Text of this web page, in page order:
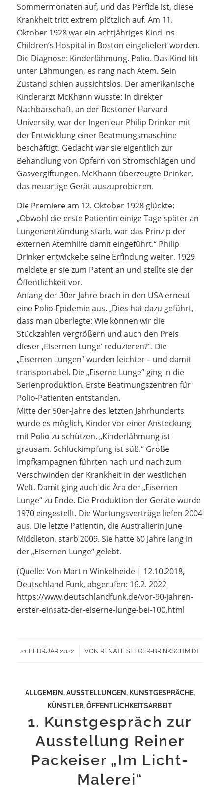
Sommermonaten auf, und das Perfide ist, diese
Krankheit tritt extrem plötzlich auf. Am 11.
Oktober 1928 war ein achtjähriges Kind ins
Children’s Hospital in Boston eingeliefert worden.
Die Diagnose: Kinderlähmung. Polio. Das Kind litt
unter Lähmungen, es rang nach Atem. Sein
Zustand schien aussichtslos. Der amerikanische
Kinderarzt McKhann wusste: In direkter
Nachbarschaft, an der Bostoner Harvard
University, war der Ingenieur Philip Drinker mit
der Entwicklung einer Beatmungsmaschine
beschäftigt. Gedacht war sie eigentlich zur
Behandlung von Opfern von Stromschlägen und
Gasvergiftungen. McKhann überzeugte Drinker,
das neuartige Gerät auszuprobieren.
Die Premiere am 12. Oktober 1928 glückte:
„Obwohl die erste Patientin einige Tage später an
Lungenentzündung starb, war das Prinzip der
externen Atemhilfe damit eingeführt.“ Philip
Drinker entwickelte seine Erfindung weiter. 1929
meldete er sie zum Patent an und stellte sie der
Öffentlichkeit vor.
Anfang der 30er Jahre brach in den USA erneut
eine Polio-Epidemie aus. „Dies hat dazu geführt,
dass man überlegte: Wie können wir die
Stückzahlen vergrößern und auch den Preis
dieser ‚Eisernen Lunge‘ reduzieren?“. Die
„Eisernen Lungen“ wurden leichter – und damit
transportabel. Die „Eiserne Lunge“ ging in die
Serienproduktion. Erste Beatmungszentren für
Polio-Patienten entstanden.
Mitte der 50er-Jahre des letzten Jahrhunderts
wurde es möglich, Kinder vor einer Ansteckung
mit Polio zu schützen. „Kinderlähmung ist
grausam. Schluckimpfung ist süß.“ Große
Impfkampagnen führten nach und nach zum
Verschwinden der Krankheit in der westlichen
Welt. Damit ging auch die Ära der „Eisernen
Lunge“ zu Ende. Die Produktion der Geräte wurde
1970 eingestellt. Die Wartungsverträge liefen 2004
aus. Die letzte Patientin, die Australierin June
Middleton, starb 2009. Sie hatte 60 Jahre lang in
der „Eisernen Lunge“ gelebt.
(Quelle: Von Martin Winkelheide | 12.10.2018,
Deutschland Funk, abgerufen: 16.2. 2022
https://www.deutschlandfunk.de/vor-90-jahren-
erster-einsatz-der-eiserne-lunge-bei-100.html
21. FEBRUAR 2022
/ VON RENATE SEEGER-BRINKSCHMIDT
ALLGEMEIN,AUSSTELLUNGEN, KUNSTGESPRÄCHE,
KÜNSTLER,ÖFFENTLICHKEITSARBEIT
1. Kunstgespräch zur
Ausstellung Reiner
Packeiser „Im Licht-
Malerei“